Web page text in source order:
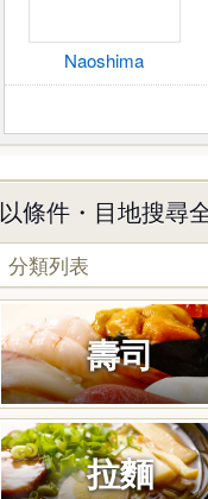
Naoshima
以條件・目地搜尋
分類列表
壽司
拉麵